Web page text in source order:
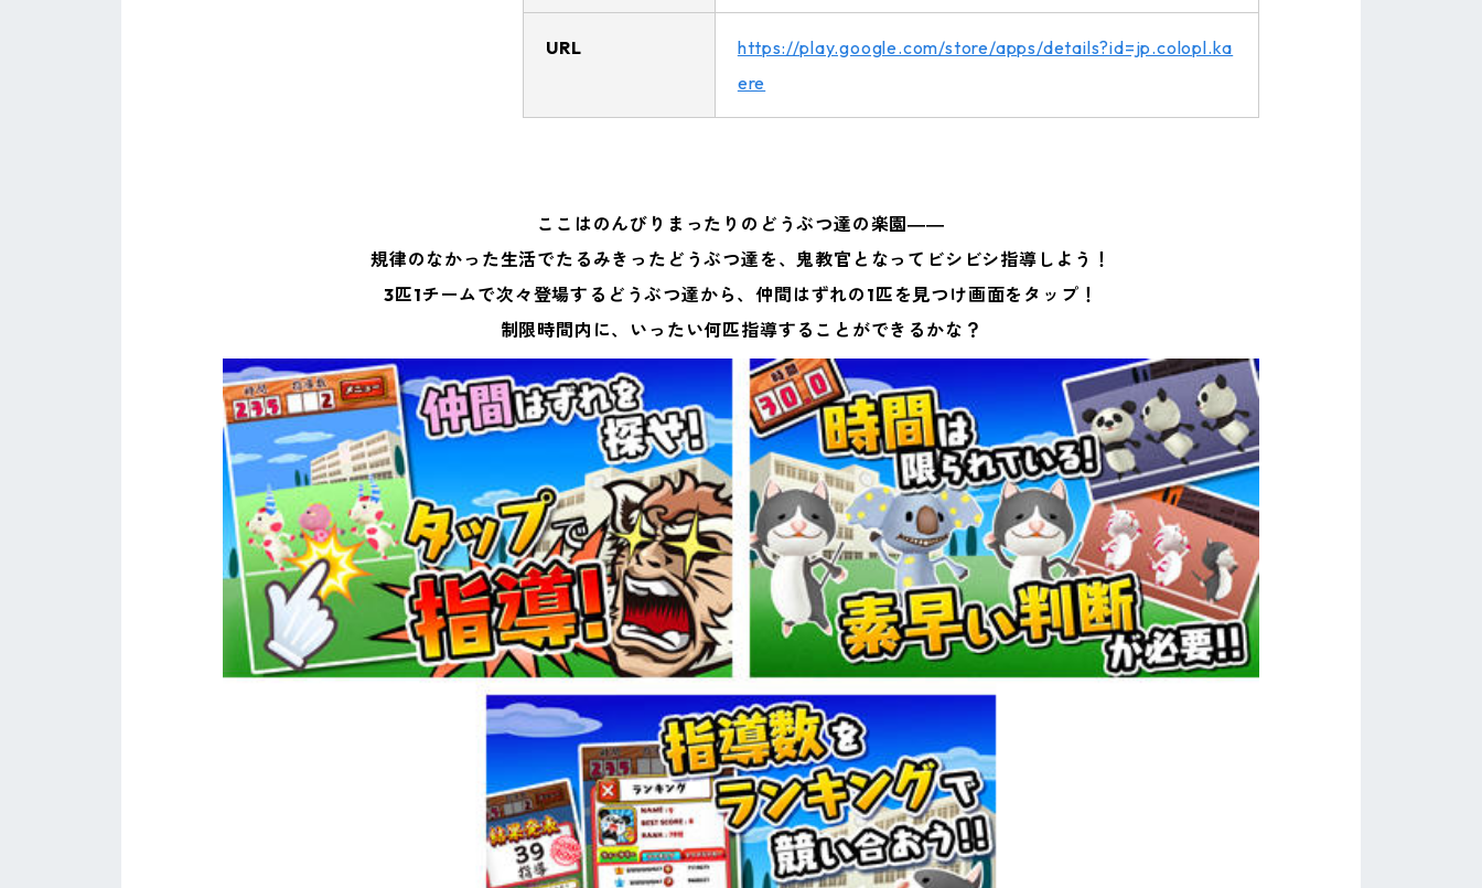
URL
https://play.google.com/store/apps/details?id=jp.colopl.ka
ere
ここはのんびりまったりのどうぶつ達の楽園――
規律のなかった生活でたるみきったどうぶつ達を、鬼教官となってビシビシ指導しよう！
3匹1チームで次々登場するどうぶつ達から、仲間はずれの1匹を見つけ画面をタップ！
制限時間内に、いったい何匹指導することができるかな？